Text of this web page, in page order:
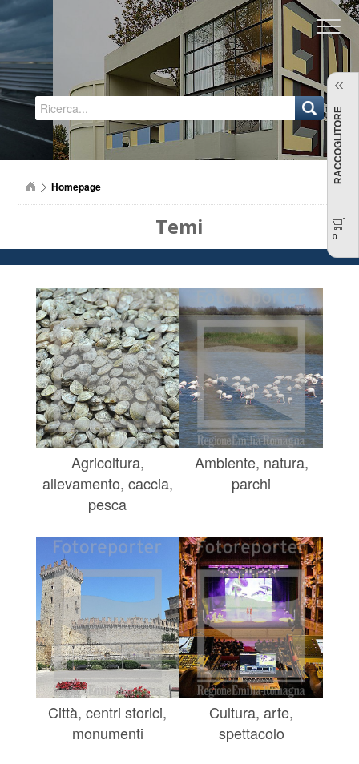
Regione Emilia-Romagna
Homepage
Temi
Agricoltura,
allevamento, caccia,
pesca
Ambiente, natura,
parchi
Città, centri storici,
monumenti
Cultura, arte,
spettacolo
RACCOGLITORE
0